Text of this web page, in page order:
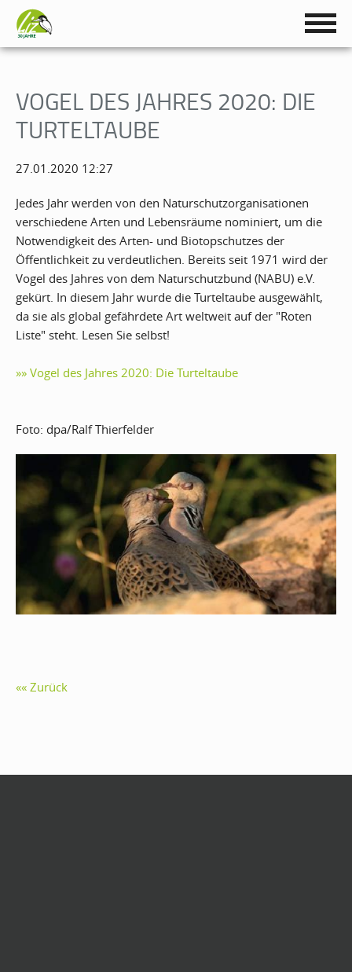
VOGEL DES JAHRES 2020: DIE
TURTELTAUBE
27.01.2020 12:27
Jedes Jahr werden von den Naturschutzorganisationen
verschiedene Arten und Lebensräume nominiert, um die
Notwendigkeit des Arten- und Biotopschutzes der
Öffentlichkeit zu verdeutlichen. Bereits seit 1971 wird der
Vogel des Jahres von dem Naturschutzbund (NABU) e.V.
gekürt. In diesem Jahr wurde die Turteltaube ausgewählt,
da sie als global gefährdete Art weltweit auf der "Roten
Liste" steht. Lesen Sie selbst!
»» Vogel des Jahres 2020: Die Turteltaube
Foto: dpa/Ralf Thierfelder
Zurück